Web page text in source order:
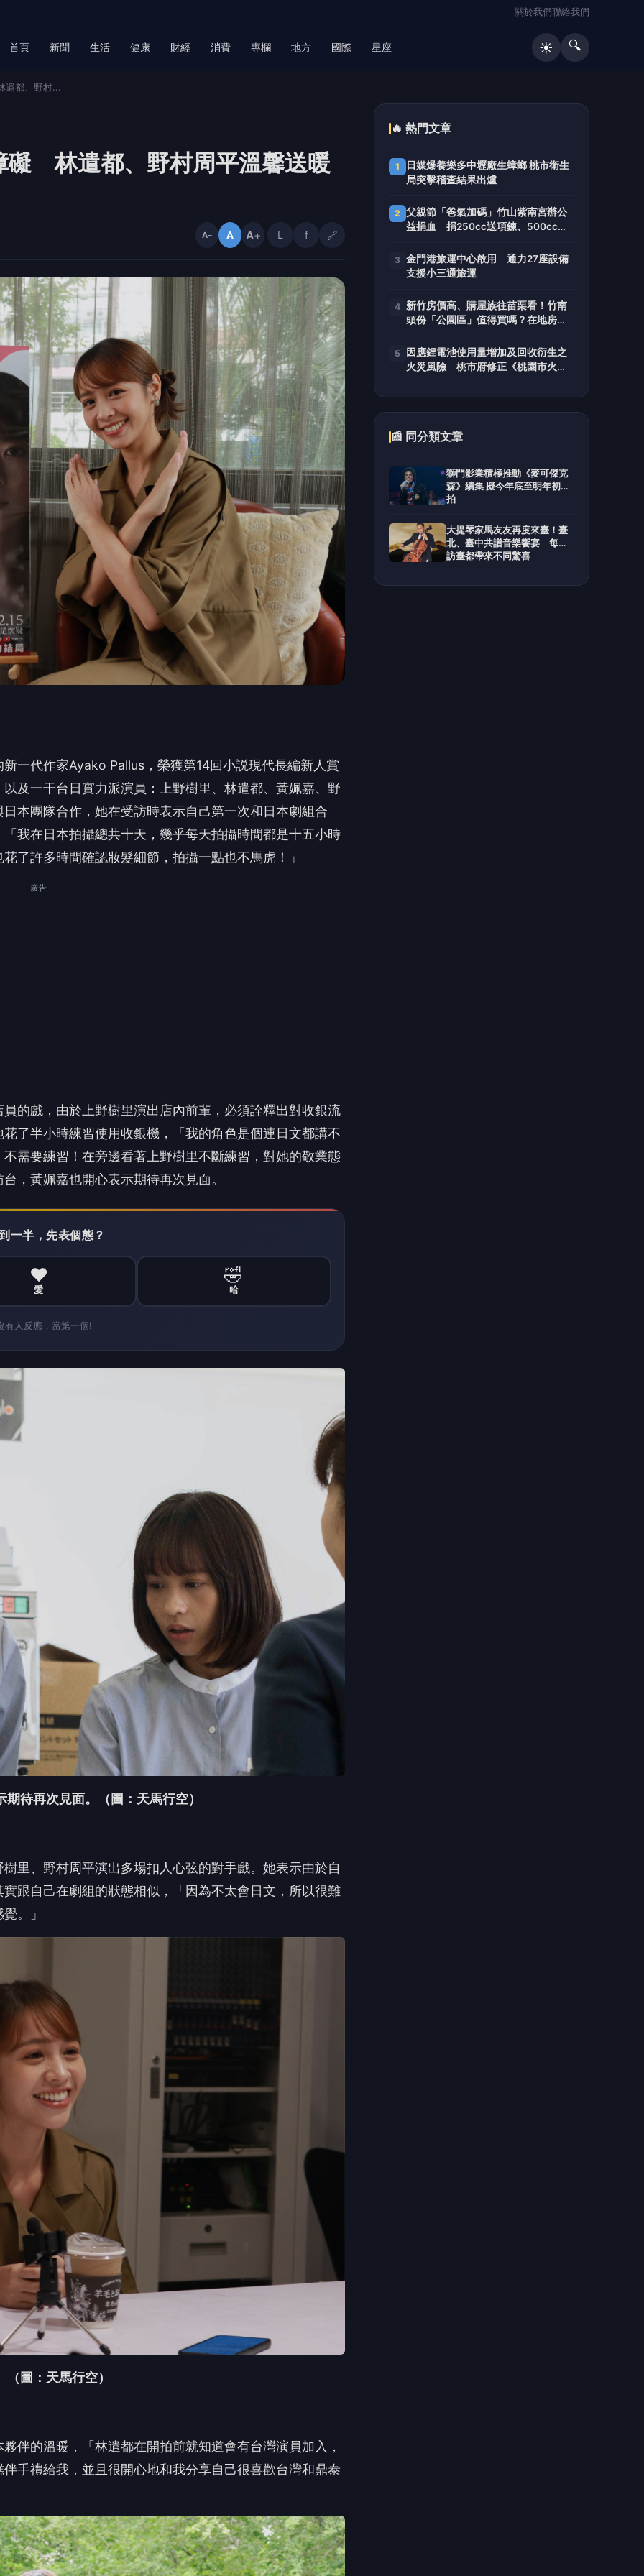
關於我們聯絡我們
首頁 新聞 生活 健康 財經 消費 專欄 地方 國際 星座 ☀️ 🔍
遣都、野村...
礙 林遣都、野村周平溫馨送暖
A− A A+ L f 🔗
一代作家Ayako Pallus，榮獲第14回小説現代長編新人賞
及一干台日實力派演員：上野樹里、 林遣都、黃姵嘉、野
本團隊合作，她在受訪時表示自己第一次和日本劇組合
我在日本拍攝總共十天，幾乎每天拍攝時間都是十五小時
花了許多時間確認妝髮細節，拍攝一點也不馬虎！」
廣告
的戲， 由於上野樹里演出店內前輩，必須詮釋出對收銀流
了半小時練習使用收銀機，「 我的角色是個連日文都講不
需要練習！在旁邊看著上野樹里不斷練習， 對她的敬業態
， 黃姵嘉也開心表示期待再次見面。
一半，先表個態？
❤️
愛
🤣
哈
有人反應，當第一個!
待再次見面。（圖：天馬行空）
里、 野村周平演出多場扣人心弦的對手戲。她表示由於自
跟自己在劇組的狀態相似，「 因為不太會日文，所以很難
。」
圖：天馬行空）
伴的溫暖，「 林遣都在開拍前就知道會有台灣演員加入，
手禮給我， 並且很開心地和我分享自己很喜歡台灣和鼎泰
🔥 熱門文章
1
日媒爆養樂多中壢廠生蟑螂 桃市衛生
局突擊稽查結果出爐
2 父親節「爸氣加碼」竹山紫南宮辦公
益捐血 捐250cc送項鍊、500cc送
3 金門港旅運中心啟用 通力27座設備
支援小三通旅運
4 新竹房價高、購屋族往苗栗看！竹南
頭份「公園區」值得買嗎？在地房仲
5
因應鋰電池使用量增加及回收衍生之
火災風險 桃市府修正《桃園市火災
📰 同分類文章
獅門影業積極推動《麥可傑克
森》續集 擬今年底至明年初開
拍
大提琴家馬友友再度來臺！臺
北、臺中共譜音樂饗宴 每次
訪臺都帶來不同驚喜